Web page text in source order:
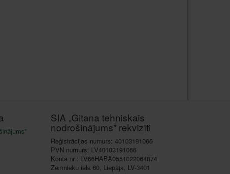
SIA „Gitana tehniskais
nodrošinājums” rekvizīti
Reģistrācijas numurs: 40103191066
PVN numurs: LV40103191066
Konta nr.: LV66HABA0551022064874
Zemnieku iela 60, Liepāja, LV-3401